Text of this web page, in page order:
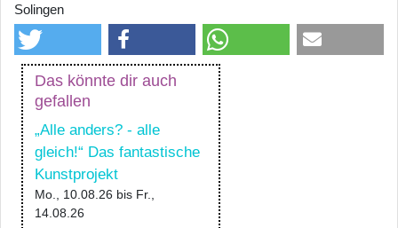
Solingen
Das könnte dir auch
gefallen
„Alle anders? - alle
gleich!“ Das fantastische
Kunstprojekt
Mo., 10.08.26 bis Fr.,
14.08.26